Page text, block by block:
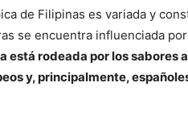
de Filipinas es variada y
se encuentra influenciada
está rodeada por los sabores
y, principalmente,